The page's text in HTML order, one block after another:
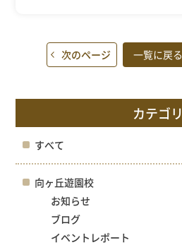
次のページ 一覧に戻る
カテゴリ
すべて
向ヶ丘遊園校
お知らせ
ブログ
イベントレポート